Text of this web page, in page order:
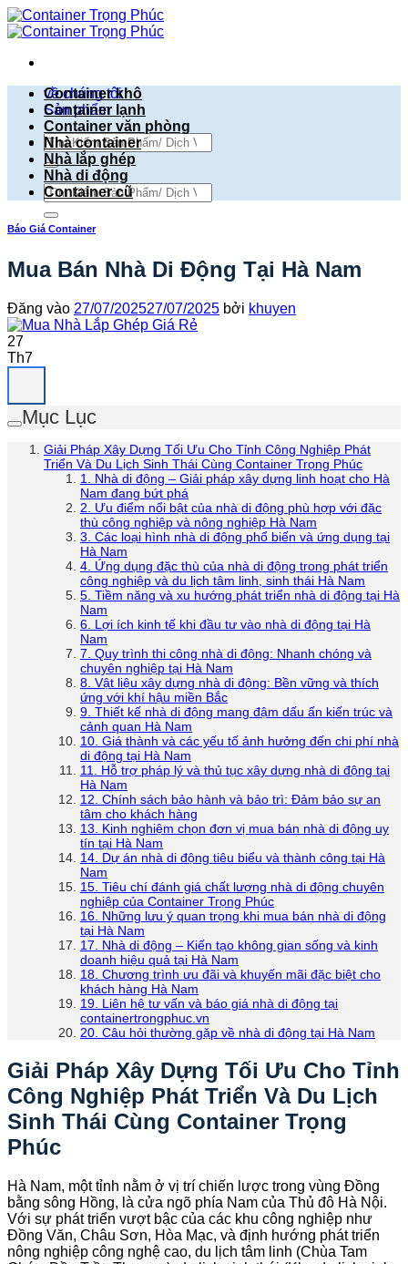
Bỏ
qua
dung
về chúng tôi
Sản phẩm
Tìm
kiếm:
Tìm
kiếm:
Container khô
Container lạnh
Container văn phòng
Nhà container
Nhà lắp ghép
Nhà di động
Container cũ
Báo Giá Container
Mua Bán Nhà Di Động Tại Hà Nam
Đăng vào 27/07/202527/07/2025 bởi khuyen
27
Th7
Mục Lục
Giải Pháp Xây Dựng Tối Ưu Cho Tỉnh Công Nghiệp Phát
Triển Và Du Lịch Sinh Thái Cùng Container Trọng Phúc
1. Nhà di động – Giải pháp xây dựng linh hoạt cho Hà
Nam đang bứt phá
2. Ưu điểm nổi bật của nhà di động phù hợp với đặc
thù công nghiệp và nông nghiệp Hà Nam
3. Các loại hình nhà di động phổ biến và ứng dụng tại
Hà Nam
4. Ứng dụng đặc thù của nhà di động trong phát triển
công nghiệp và du lịch tâm linh, sinh thái Hà Nam
5. Tiềm năng và xu hướng phát triển nhà di động tại Hà
Nam
6. Lợi ích kinh tế khi đầu tư vào nhà di động tại Hà
Nam
7. Quy trình thi công nhà di động: Nhanh chóng và
chuyên nghiệp tại Hà Nam
8. Vật liệu xây dựng nhà di động: Bền vững và thích
ứng với khí hậu miền Bắc
9. Thiết kế nhà di động mang đậm dấu ấn kiến trúc và
cảnh quan Hà Nam
10. Giá thành và các yếu tố ảnh hưởng đến chi phí nhà
di động tại Hà Nam
11. Hỗ trợ pháp lý và thủ tục xây dựng nhà di động tại
Hà Nam
12. Chính sách bảo hành và bảo trì: Đảm bảo sự an
tâm cho khách hàng
13. Kinh nghiệm chọn đơn vị mua bán nhà di động uy
tín tại Hà Nam
14. Dự án nhà di động tiêu biểu và thành công tại Hà
Nam
15. Tiêu chí đánh giá chất lượng nhà di động chuyên
nghiệp của Container Trọng Phúc
16. Những lưu ý quan trọng khi mua bán nhà di động
tại Hà Nam
17. Nhà di động – Kiến tạo không gian sống và kinh
doanh hiệu quả tại Hà Nam
18. Chương trình ưu đãi và khuyến mãi đặc biệt cho
khách hàng Hà Nam
19. Liên hệ tư vấn và báo giá nhà di động tại
containertrongphuc.vn
20. Câu hỏi thường gặp về nhà di động tại Hà Nam
Giải Pháp Xây Dựng Tối Ưu Cho Tỉnh
Công Nghiệp Phát Triển Và Du Lịch
Sinh Thái Cùng Container Trọng
Phúc
Hà Nam, một tỉnh nằm ở vị trí chiến lược trong vùng Đồng
bằng sông Hồng, là cửa ngõ phía Nam của Thủ đô Hà Nội.
Với sự phát triển vượt bậc của các khu công nghiệp như
Đồng Văn, Châu Sơn, Hòa Mạc, và định hướng phát triển
nông nghiệp công nghệ cao, du lịch tâm linh (Chùa Tam